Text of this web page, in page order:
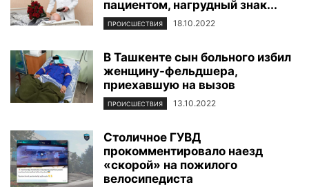
пациентом, нагрудный знак...
ПРОИСШЕСТВИЯ 18.10.2022
В Ташкенте сын больного избил
женщину-фельдшера,
приехавшую на вызов
ПРОИСШЕСТВИЯ 13.10.2022
Столичное ГУВД
прокомментировало наезд
«скорой» на пожилого
велосипедиста